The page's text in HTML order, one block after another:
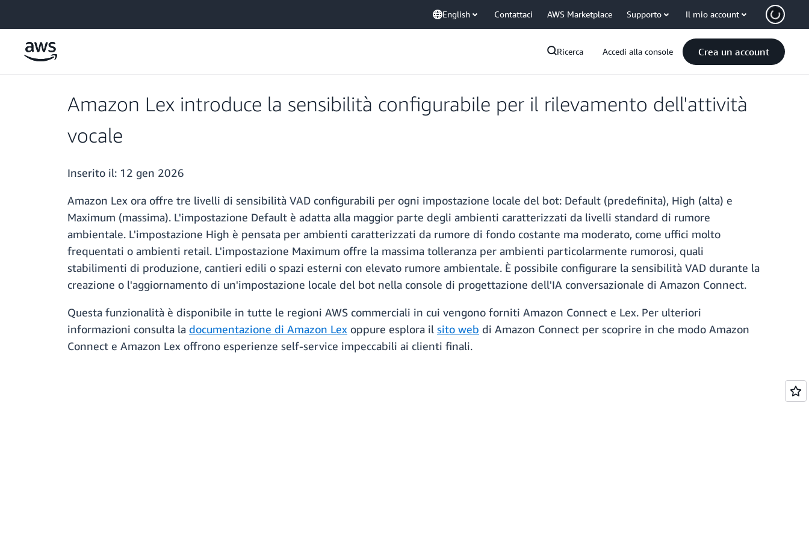
English Contattaci AWS Marketplace Supporto Il mio account
Ricerca Accedi alla console Crea un account
Amazon Lex introduce la sensibilità configurabile per il rilevamento dell'attività
vocale
Inserito il: 12 gen 2026
Amazon Lex ora offre tre livelli di sensibilità VAD configurabili per ogni impostazione locale del bot: Default (predefinita), High (alta) e
Maximum (massima). L'impostazione Default è adatta alla maggior parte degli ambienti caratterizzati da livelli standard di rumore
ambientale. L'impostazione High è pensata per ambienti caratterizzati da rumore di fondo costante ma moderato, come uffici molto
frequentati o ambienti retail. L'impostazione Maximum offre la massima tolleranza per ambienti particolarmente rumorosi, quali
stabilimenti di produzione, cantieri edili o spazi esterni con elevato rumore ambientale. È possibile configurare la sensibilità VAD durante la
creazione o l'aggiornamento di un'impostazione locale del bot nella console di progettazione dell'IA conversazionale di Amazon Connect.
Questa funzionalità è disponibile in tutte le regioni AWS commerciali in cui vengono forniti Amazon Connect e Lex. Per ulteriori
informazioni consulta la documentazione di Amazon Lex oppure esplora il sito web di Amazon Connect per scoprire in che modo Amazon
Connect e Amazon Lex offrono esperienze self-service impeccabili ai clienti finali.